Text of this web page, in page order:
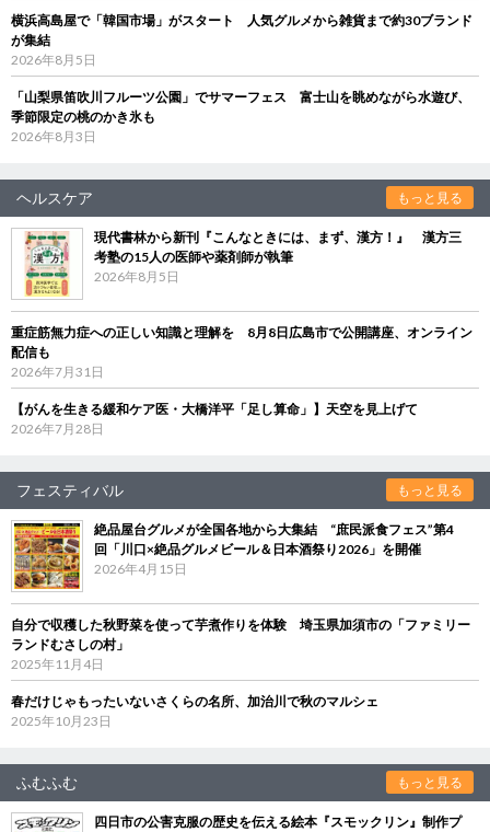
横浜高島屋で「韓国市場」がスタート 人気グルメから雑貨まで約30ブランド
が集結
2026年8月5日
「山梨県笛吹川フルーツ公園」でサマーフェス 富士山を眺めながら水遊び、
季節限定の桃のかき氷も
2026年8月3日
ヘルスケア もっと見る
現代書林から新刊『こんなときには、まず、漢方！』 漢方三
考塾の15人の医師や薬剤師が執筆
2026年8月5日
重症筋無力症への正しい知識と理解を 8月8日広島市で公開講座、オンライン
配信も
2026年7月31日
【がんを生きる緩和ケア医・大橋洋平「足し算命」】天空を見上げて
2026年7月28日
フェスティバル もっと見る
絶品屋台グルメが全国各地から大集結 “庶民派食フェス”第4
回「川口×絶品グルメビール＆日本酒祭り2026」を開催
2026年4月15日
自分で収穫した秋野菜を使って芋煮作りを体験 埼玉県加須市の「ファミリー
ランドむさしの村」
2025年11月4日
春だけじゃもったいないさくらの名所、加治川で秋のマルシェ
2025年10月23日
ふむふむ もっと見る
四日市の公害克服の歴史を伝える絵本『スモックリン』制作プ